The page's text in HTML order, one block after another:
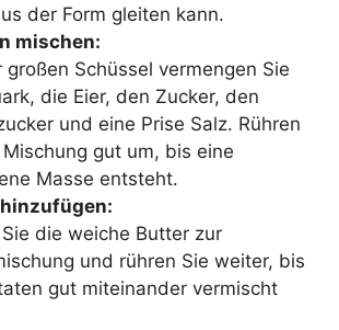
der Form gleiten kann.
mischen:
großen Schüssel vermengen Sie
die Eier, den Zucker, den
und eine Prise Salz. Rühren
gut um, bis eine
Masse entsteht.
die weiche Butter zur
und rühren Sie weiter, bis
gut miteinander vermischt